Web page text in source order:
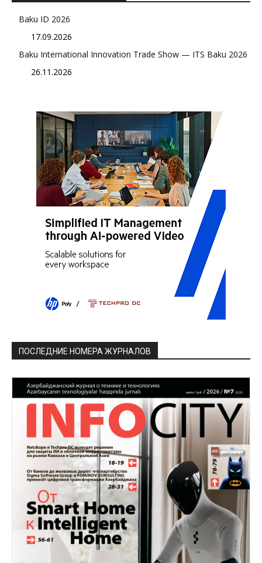
Baku ID 2026
17.09.2026
Baku International Innovation Trade Show — ITS Baku 2026
26.11.2026
ПОСЛЕДНИЕ НОМЕРА ЖУРНАЛОВ